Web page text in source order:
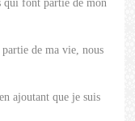
qui font partie de mon
de ma vie, nous
ajoutant que je suis